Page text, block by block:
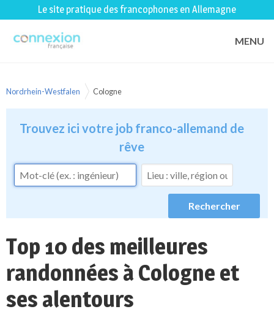
Le site pratique des francophones en Allemagne
MENU
Nordrhein-Westfalen Cologne
Trouvez ici votre job franco-allemand de
rêve
Top 10 des meilleures
randonnées à Cologne et
ses alentours